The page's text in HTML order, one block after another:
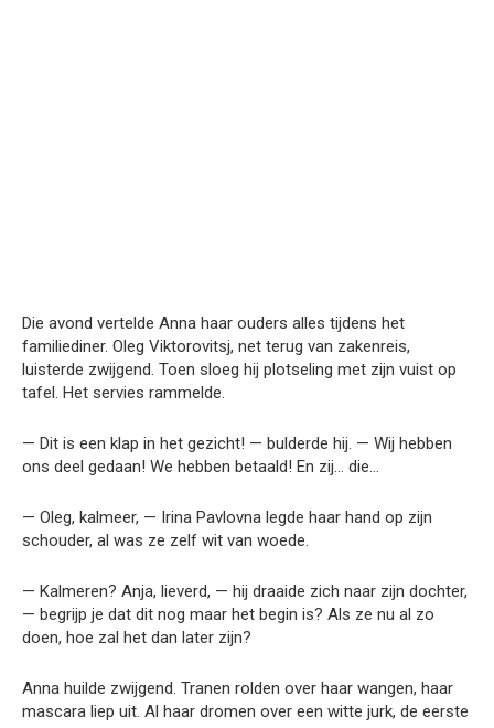
Die avond vertelde Anna haar ouders alles tijdens het
familiediner. Oleg Viktorovitsj, net terug van zakenreis,
luisterde zwijgend. Toen sloeg hij plotseling met zijn vuist op
tafel. Het servies rammelde.
— Dit is een klap in het gezicht! — bulderde hij. — Wij hebben
ons deel gedaan! We hebben betaald! En zij… die…
— Oleg, kalmeer, — Irina Pavlovna legde haar hand op zijn
schouder, al was ze zelf wit van woede.
— Kalmeren? Anja, lieverd, — hij draaide zich naar zijn dochter,
— begrijp je dat dit nog maar het begin is? Als ze nu al zo
doen, hoe zal het dan later zijn?
Anna huilde zwijgend. Tranen rolden over haar wangen, haar
mascara liep uit. Al haar dromen over een witte jurk, de eerste